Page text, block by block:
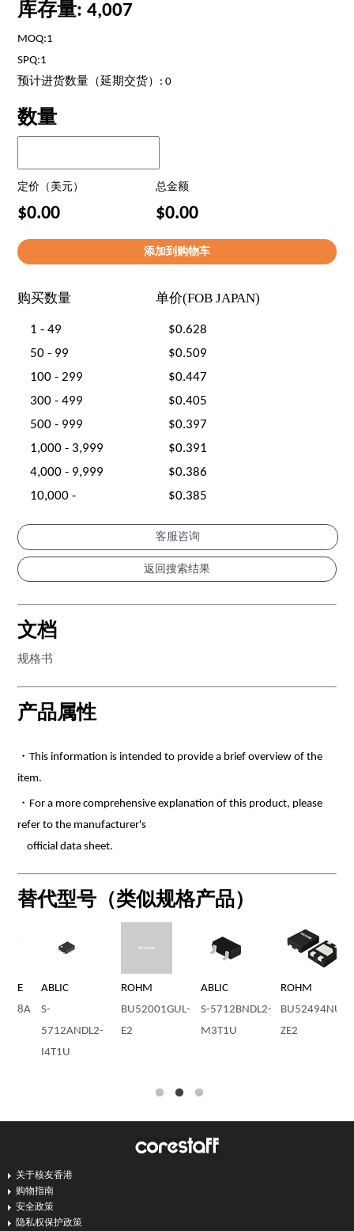
库存量: 4,007
MOQ:1
SPQ:1
预计进货数量（延期交货）: 0
数量
定价（美元） 总金额
$0.00 $0.00
购买数量 单价(FOB JAPAN)
1 - 49
$0.628
50 - 99
$0.509
100 - 299
$0.447
300 - 499
$0.405
500 - 999
$0.397
1,000 - 3,999
$0.391
4,000 - 9,999
$0.386
10,000 -
$0.385
客服咨询
文档
规格书
产品属性
・This information is intended to provide a brief overview of the
item.
・For a more comprehensive explanation of this product, please
refer to the manufacturer's
official data sheet.
替代型号（类似规格产品）
ABLIC
S-
5712ANDL2-
I4T1U
ROHM
BU52001GUL-
E2
ABLIC
S-5712BNDL2-
M3T1U
ROHM
BU52494NUZ-
关于核友香港
购物指南
安全政策
隐私权保护政策